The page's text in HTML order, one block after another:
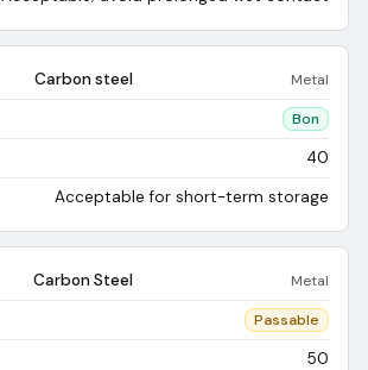
Carbon steel Metal
Bon
40
Acceptable for short-term storage
Carbon Steel Metal
Passable
50